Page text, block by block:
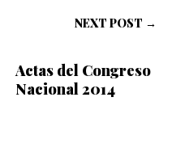
NEXT POST →
Actas del Congreso
Nacional 2014